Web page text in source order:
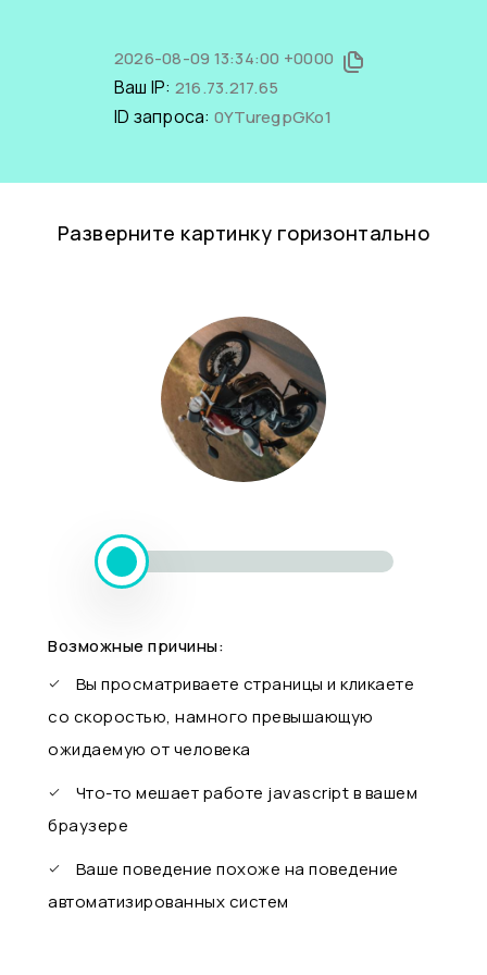
2026-08-09 13:34:00 +0000
Ваш IP: 216.73.217.65
ID запроса: 0YTuregpGKo1
Разверните картинку горизонтально
Возможные причины:
Вы просматриваете страницы и кликаете
со скоростью, намного превышающую
ожидаемую от человека
Что-то мешает работе javascript в вашем
браузере
Ваше поведение похоже на поведение
автоматизированных систем